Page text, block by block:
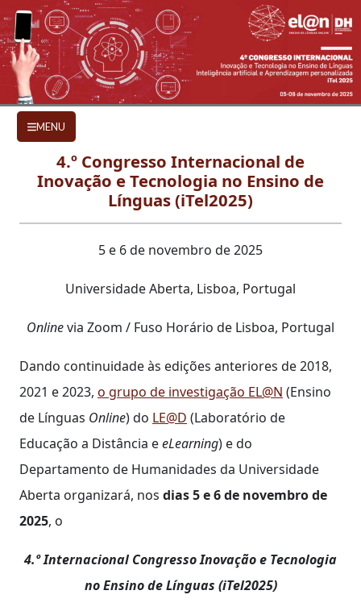
Ir para o conteúdo principal
CHAMADA DE TRABALHOS
MENU
4.º Congresso Internacional de
Inovação e Tecnologia no Ensino de
Línguas (iTel2025)
5 e 6 de novembro de 2025
Universidade Aberta, Lisboa, Portugal
Onlinevia Zoom / Fuso Horário de Lisboa, Portugal
Dando continuidade às edições anteriores de 2018,
2021 e 2023, o grupo de investigação EL@N (Ensino
de Línguas Online) do LE@D (Laboratório de
Educação a Distância eeLearning) e do
Departamento de Humanidades da Universidade
Aberta organizará, nos dias 5 e 6 de novembro de
2025, o
4.º Internacional Congresso Inovação e Tecnologia
no Ensino de Línguas (iTel2025)